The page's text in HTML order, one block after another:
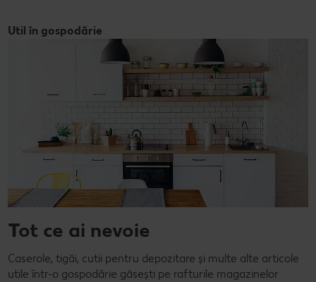
Util în gospodărie
Tot ce ai nevoie
Caserole, tigăi, cutii pentru depozitare și multe alte articole
utile într-o gospodărie găsești pe rafturile magazinelor